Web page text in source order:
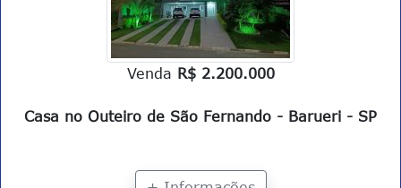
Venda R$ 2.200.000
Casa no Outeiro de São Fernando - Barueri - SP